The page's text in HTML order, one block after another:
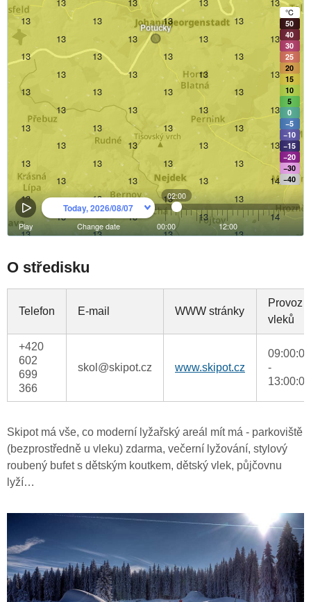
O středisku
Telefon E-mail WWW stránky
Provoz
vleků
+420
602
699
366
skol@skipot.cz www.skipot.cz
09:00:00
-
13:00:00
Skipot má vše, co moderní lyžařský areál mít má - parkoviště
(bezprostředně u vleku) zdarma, večerní lyžování, stylový
roubený bufet s dětským koutkem, dětský vlek, půjčovnu
lyží…